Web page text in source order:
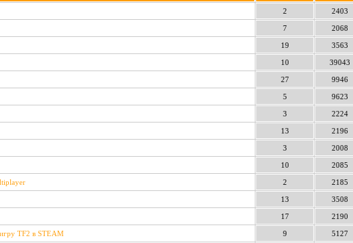
2 2403
7 2068
19 3563
10 39043
27 9946
5 9623
3 2224
13 2196
3 2008
10 2085
2 2185
13 3508
17 2190
TF2 в STEAM 9 5127